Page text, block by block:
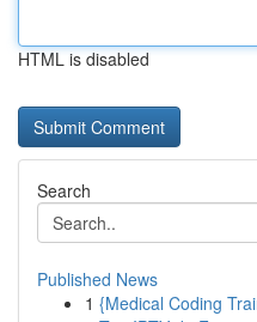
HTML is disabled
Search
Published News
1 {Medical Coding